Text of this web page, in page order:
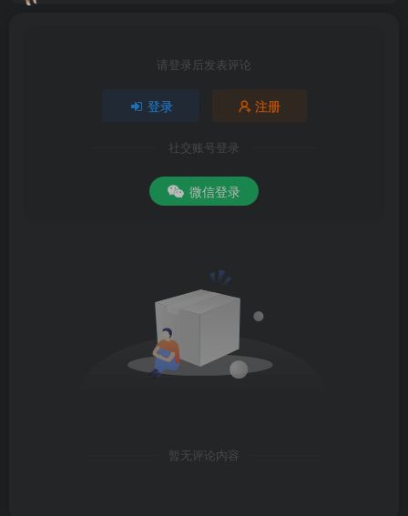
请登录后发表评论
登录 注册
社交账号登录
微信登录
暂无评论内容